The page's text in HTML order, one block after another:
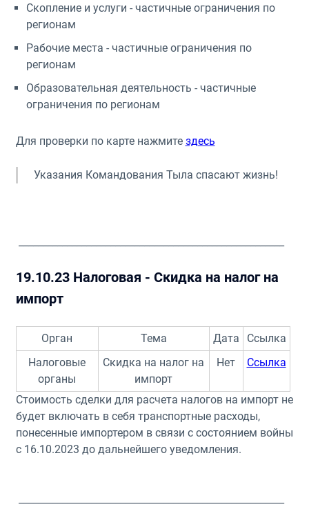
Скопление и услуги - частичные ограничения по
регионам
Рабочие места - частичные ограничения по
регионам
Образовательная деятельность - частичные
ограничения по регионам
Для проверки по карте нажмите здесь
Указания Командования Тыла спасают жизнь!
19.10.23 Налоговая - Скидка на налог на
импорт
Орган Тема Дата
Ссылка
Налоговые
органы
Скидка на налог на
импорт
Нет Ссылка
Стоимость сделки для расчета налогов на импорт не
будет включать в себя транспортные расходы,
понесенные импортером в связи с состоянием войны
с 16.10.2023 до дальнейшего уведомления.